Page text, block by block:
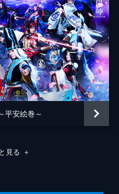
平安絵巻～
見る ＋